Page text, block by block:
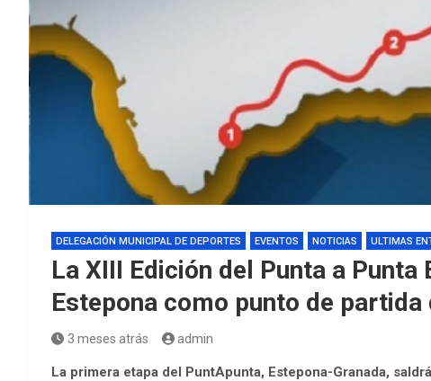
DELEGACIÓN MUNICIPAL DE DEPORTES EVENTOS NOTICIAS ULTIMAS
La XIII Edición del Punta a
Estepona como punto de
3 meses atrás admin
La primera etapa del PuntApunta, Estepona-Granada,